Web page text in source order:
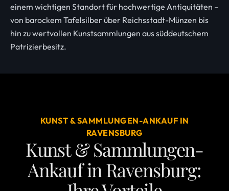
einem wichtigen Standort für hochwertige Antiquitäten –
von barockem Tafelsilber über Reichsstadt-Münzen bis
hin zu wertvollen Kunstsammlungen aus süddeutschem
Patrizierbesitz.
KUNST & SAMMLUNGEN-ANKAUF IN
RAVENSBURG
Kunst & Sammlungen-
Ankauf in Ravensburg: